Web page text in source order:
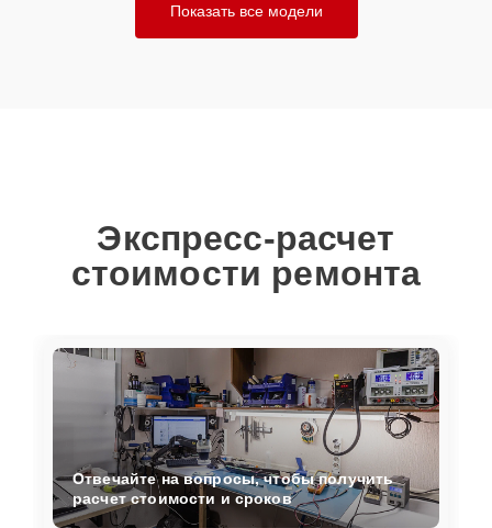
Показать все модели
Экспресс-расчет
стоимости ремонта
Отвечайте на вопросы, чтобы получить
расчет стоимости и сроков